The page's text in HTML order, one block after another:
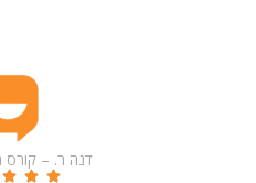
דנה ר. – קורס